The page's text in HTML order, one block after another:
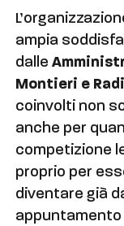
ampia
dalle
Montieri e
coinvolti non
anche per
competizione
proprio per
diventare già
appuntamento